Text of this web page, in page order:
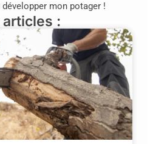
mon potager !
: